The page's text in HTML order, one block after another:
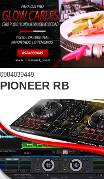
0984039449
PIONEER RB